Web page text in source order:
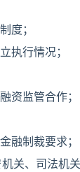
度；
执行情况；
资监管合作；
融制裁要求；
关、司法机